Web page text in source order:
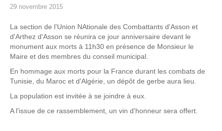
29 novembre 2015
La section de l'Union NAtionale des Combattants d'Asson et
d'Arthez d'Asson se réunira ce jour anniversaire devant le
monument aux morts à 11h30 en présence de Monsieur le
Maire et des membres du conseil municipal.
En hommage aux morts pour la France durant les combats de
Tunisie, du Maroc et d'Algérie, un dépôt de gerbe aura lieu.
La population est invitée à se joindre à eux.
A l'issue de ce rassemblement, un vin d'honneur sera offert.